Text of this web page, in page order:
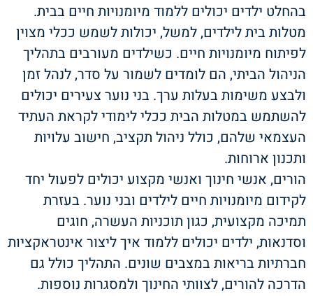
בהחלט ילדים יכולים ללמוד מיומנויות חיים בבית.
מטלות בית לילדים, למשל, יכולות לשמש ככלי מצוין
לפיתוח מיומנויות חיים. כשילדים מעורבים בתהליך
הניהול הביתי, הם לומדים לשמור על סדר, לנהל זמן
ולבצע משימות בעלות ערך. בני נוער צעירים יכולים
להשתמש במטלות הבית ככלי לימודי לקראת העתיד
העצמאי שלהם, כולל ניהול תקציב, חישוב עלויות
ותכנון ארוחות.
הורים, אנשי חינוך ואנשי מקצוע יכולים לפעול יחד
לקידום מיומנויות חיים לילדים ובני נוער. בעזרת
תמיכה מקצועית, כגון תוכניות העשרה, חוגים
וסדנאות, ילדים יכולים ללמוד איך ליצור אינטראקציות
חברתיות בריאות במצבים שונים. התהליך כולל גם
הדרכה להורים, לצוותי החינוך ולמסגרות נוספות.